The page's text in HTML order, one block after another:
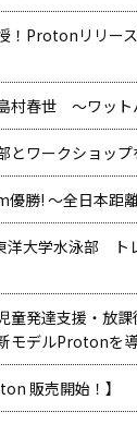
！Protonリリー
村春世 ～ワット
とワークショップ
優勝! ～全日本距
洋大学水泳部 ト
童発達支援・放
デルProtonを導
販売開始！】